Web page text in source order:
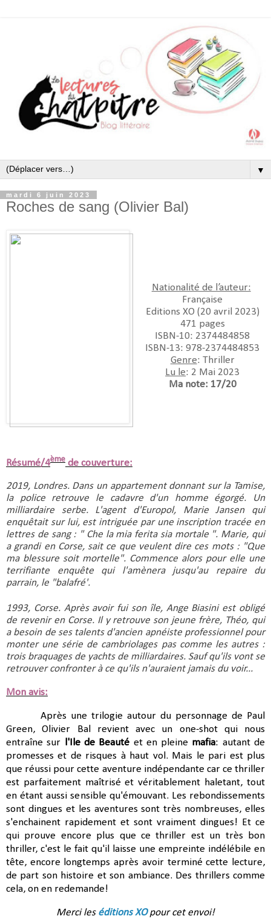
▼
mardi 6 juin 2023
Roches de sang (Olivier Bal)
Nationalité de l’auteur:
Française
Editions XO (20 avril 2023)
471 pages
ISBN-10:‎ 2374484858
ISBN-13:‎ 978-2374484853
Genre: Thriller
Lu le: 2 Mai 2023
Ma note: 17/20
Résumé/4ème de couverture:
2019, Londres. Dans un appartement donnant sur la Tamise,
la police retrouve le cadavre d'un homme égorgé. Un
milliardaire serbe. L'agent d'Europol, Marie Jansen qui
enquêtait sur lui, est intriguée par une inscription tracée en
lettres de sang : " Che la mia ferita sia mortale ". Marie, qui
a grandi en Corse, sait ce que veulent dire ces mots : "Que
ma blessure soit mortelle". Commence alors pour elle une
terrifiante enquête qui l'amènera jusqu'au repaire du
parrain, le "balafré'.
1993, Corse. Après avoir fui son île, Ange Biasini est obligé
de revenir en Corse. Il y retrouve son jeune frère, Théo, qui
a besoin de ses talents d'ancien apnéiste professionnel pour
monter une série de cambriolages pas comme les autres :
trois braquages de yachts de milliardaires. Sauf qu'ils vont se
retrouver confronter à ce qu'ils n'auraient jamais du voir...
Mon avis:
Après une trilogie autour du personnage de Paul
Green, Olivier Bal revient avec un one-shot qui nous
entraîne sur l'Ile de Beauté et en pleine mafia: autant de
promesses et de risques à haut vol. Mais le pari est plus
que réussi pour cette aventure indépendante car ce thriller
est parfaitement maîtrisé et véritablement haletant, tout
en étant aussi sensible qu'émouvant. Les rebondissements
sont dingues et les aventures sont très nombreuses, elles
s'enchainent rapidement et sont vraiment dingues! Et ce
qui prouve encore plus que ce thriller est un très bon
thriller, c'est le fait qu'il laisse une empreinte indélébile en
tête, encore longtemps après avoir terminé cette lecture,
de part son histoire et son ambiance. Des thrillers comme
cela, on en redemande!
Merci les éditions XOpour cet envoi!